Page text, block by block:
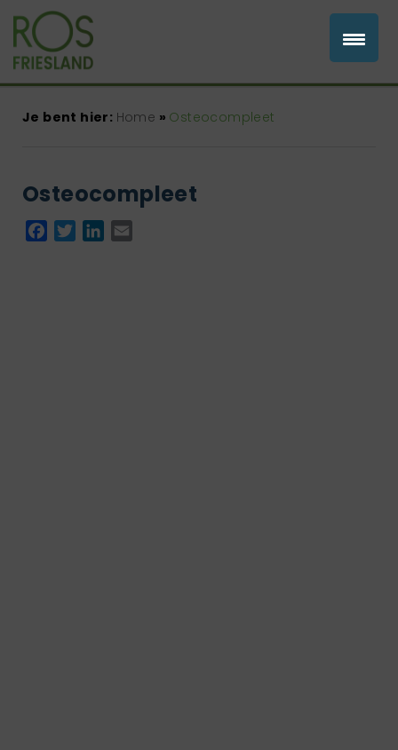
Je bent hier: Home » Osteocompleet
Osteocompleet
Facebook
TwitterLinkedIn